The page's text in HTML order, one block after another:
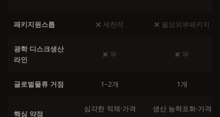
패키지원스톱 ❌ 제한적 ❌ 필요외부패키지
광학 디스크생산
라인
❌ 무 ❌ 무
글로벌물류 거점 1–2개 1개
핵심 약점
심각한 적체·가격
생산 능력포화·가격